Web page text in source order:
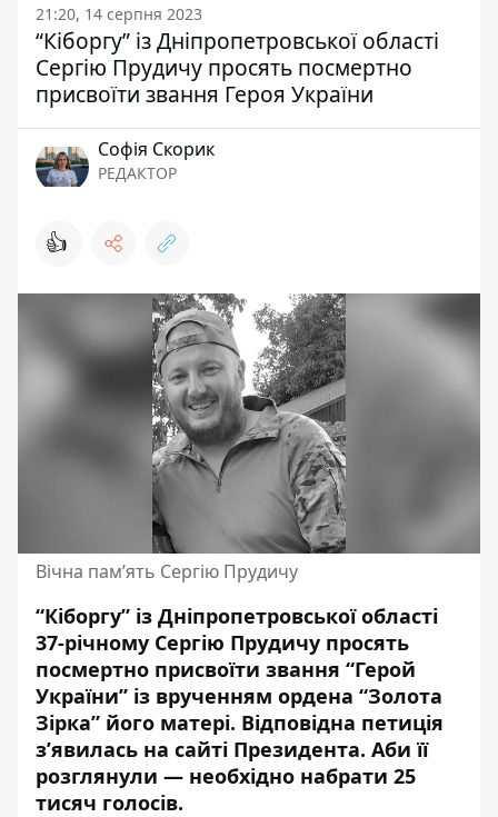
21:20, 14 серпня 2023
“Кіборгу” із Дніпропетровської області
Сергію Прудичу просять посмертно
присвоїти звання Героя України
Софія Скорик
РЕДАКТОР
👍
Вічна пам’ять Сергію Прудичу
“Кіборгу” із Дніпропетровської області
37-річному Сергію Прудичу просять
посмертно присвоїти звання “Герой
України” із врученням ордена “Золота
Зірка” його матері. Відповідна петиція
з’явилась на сайті Президента. Аби її
розглянули — необхідно набрати 25
тисяч голосів.